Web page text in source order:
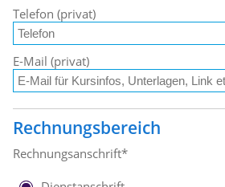
Telefon (privat)
E-Mail (privat)
Rechnungsbereich
Rechnungsanschrift*